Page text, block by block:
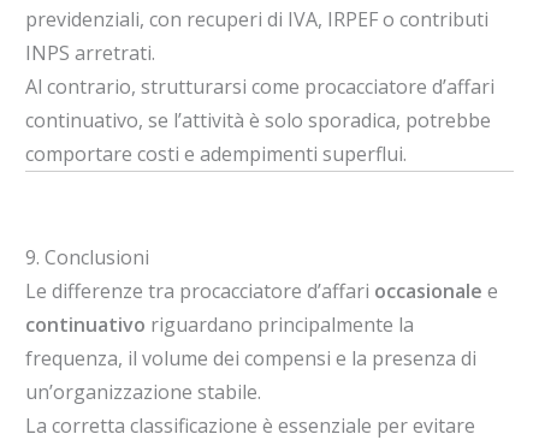
previdenziali, con recuperi di IVA, IRPEF o contributi
INPS arretrati.
Al contrario, strutturarsi come procacciatore d’affari
continuativo, se l’attività è solo sporadica, potrebbe
comportare costi e adempimenti superflui.
9. Conclusioni
Le differenze tra procacciatore d’affari occasionale e
continuativo riguardano principalmente la
frequenza, il volume dei compensi e la presenza di
un’organizzazione stabile.
La corretta classificazione è essenziale per evitare